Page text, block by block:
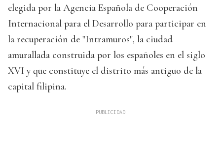
elegida por la Agencia Española de Cooperación
Internacional para el Desarrollo para participar en
la recuperación de "Intramuros", la ciudad
amurallada construida por los españoles en el siglo
XVI y que constituye el distrito más antiguo de la
capital filipina.